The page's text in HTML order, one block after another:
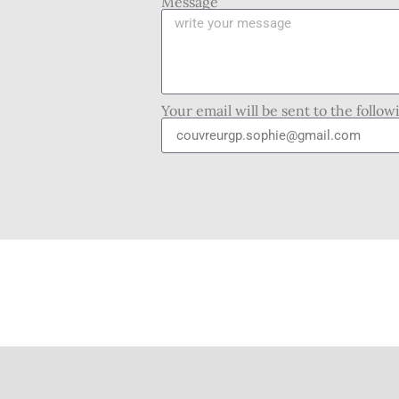
Your email will be sent to the